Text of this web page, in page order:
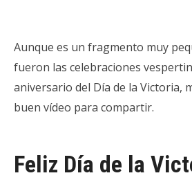
Aunque es un fragmento muy
fueron las celebraciones
aniversario del Día de la Victoria,
buen vídeo para compartir.
Feliz Día de la